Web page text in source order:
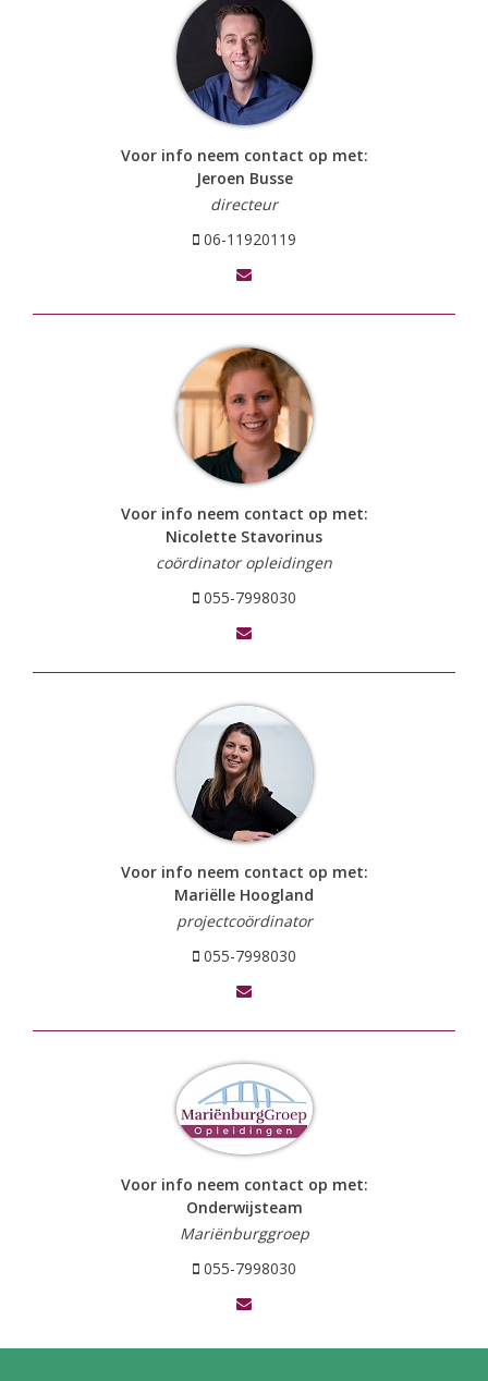
Voor info neem contact op met:
Jeroen Busse
directeur
06-11920119
Voor info neem contact op met:
Nicolette Stavorinus
coördinator opleidingen
055-7998030
Voor info neem contact op met:
Mariëlle Hoogland
projectcoördinator
055-7998030
Voor info neem contact op met:
Onderwijsteam
Mariënburggroep
055-7998030